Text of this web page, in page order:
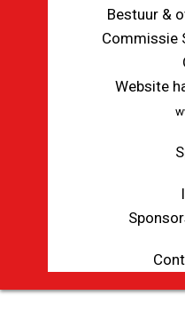
Bestuur &
Commissie
Website